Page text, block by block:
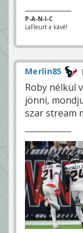
P-A-N-I-C
LaFleurt a kávé!
Merlin85
Roby nélkül
jönni,
szar stream